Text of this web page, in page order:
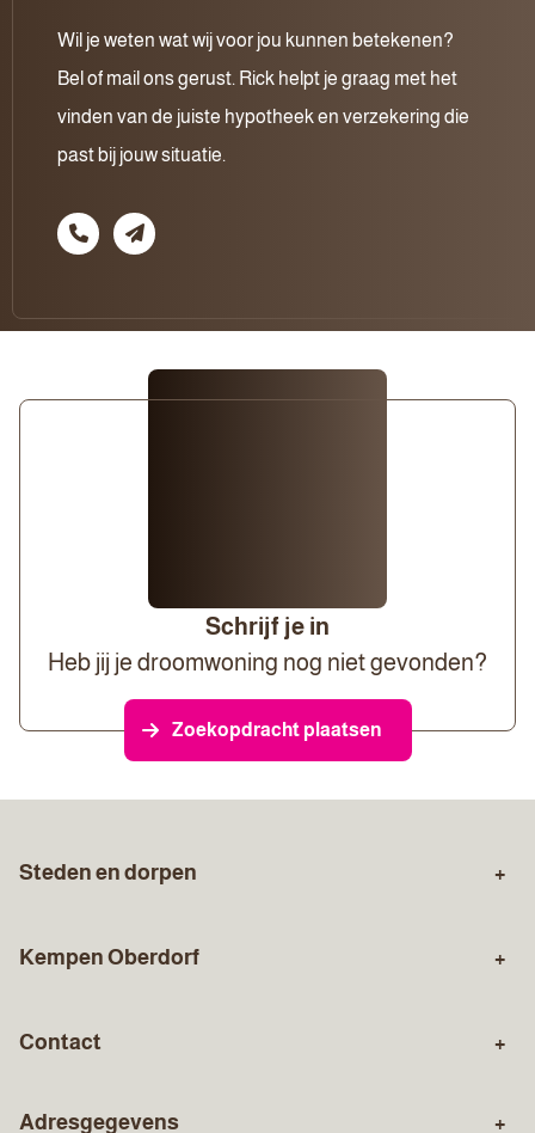
Wil je weten wat wij voor jou kunnen betekenen?
Bel of mail ons gerust. Rick helpt je graag met het
vinden van de juiste hypotheek en verzekering die
past bij jouw situatie.
Schrijf je in
Heb jij je droomwoning nog niet gevonden?
Zoekopdracht plaatsen
Steden en dorpen
Elsloo
Kempen Oberdorf
Contact
Adresgegevens